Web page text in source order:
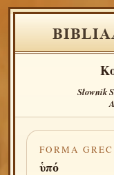
Słownik
FORMA
ὑπό